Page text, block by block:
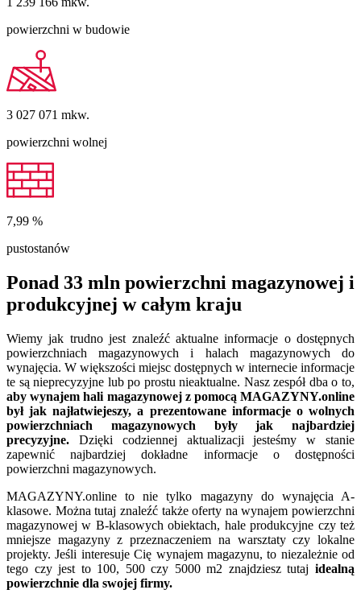
powierzchni w budowie
3 027 071 mkw.
powierzchni wolnej
7,99 %
pustostanów
Ponad 33 mln powierzchni magazynowej i
produkcyjnej w całym kraju
Wiemy jak trudno jest znaleźć aktualne informacje o dostępnych
powierzchniach magazynowych i halach magazynowych do
wynajęcia. W większości miejsc dostępnych w internecie informacje
te są nieprecyzyjne lub po prostu nieaktualne. Nasz zespół dba o to,
aby wynajem hali magazynowej z pomocą MAGAZYNY.online
był jak najłatwiejeszy, a prezentowane informacje o wolnych
powierzchniach magazynowych były jak najbardziej
precyzyjne. Dzięki codziennej aktualizacji jesteśmy w stanie
zapewnić najbardziej dokładne informacje o dostępności
powierzchni magazynowych.
MAGAZYNY.online to nie tylko magazyny do wynajęcia A-
klasowe. Można tutaj znaleźć także oferty na wynajem powierzchni
magazynowej w B-klasowych obiektach, hale produkcyjne czy też
mniejsze magazyny z przeznaczeniem na warsztaty czy lokalne
projekty. Jeśli interesuje Cię wynajem magazynu, to niezależnie od
tego czy jest to 100, 500 czy 5000 m2 znajdziesz tutaj idealną
powierzchnie dla swojej firmy.